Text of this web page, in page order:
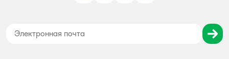
Правила бонусной программы